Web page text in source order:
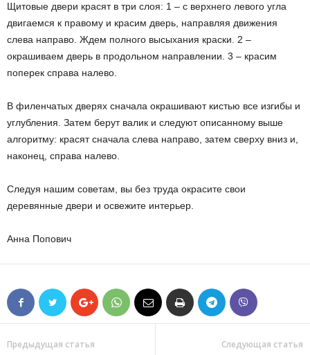
Щитовые двери красят в три слоя: 1 – с верхнего левого угла
двигаемся к правому и красим дверь, направляя движения
слева направо. Ждем полного высыхания краски. 2 –
окрашиваем дверь в продольном направлении. 3 – красим
поперек справа налево.
В филенчатых дверях сначала окрашивают кистью все изгибы и
углубления. Затем берут валик и следуют описанному выше
алгоритму: красят сначала слева направо, затем сверху вниз и,
наконец, справа налево.
Следуя нашим советам, вы без труда окрасите свои
деревянные двери и освежите интерьер.
Анна Попович
Предыдущая статья Следующая статья